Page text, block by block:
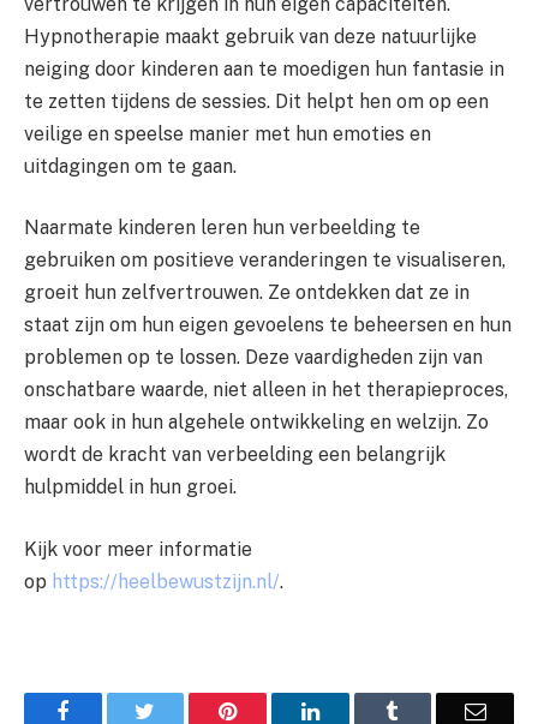
Hypnotherapie maakt gebruik van deze natuurlijke
neiging door kinderen aan te moedigen hun fantasie in
te zetten tijdens de sessies. Dit helpt hen om op een
veilige en speelse manier met hun emoties en
uitdagingen om te gaan.
Naarmate kinderen leren hun verbeelding te
gebruiken om positieve veranderingen te visualiseren,
groeit hun zelfvertrouwen. Ze ontdekken dat ze in
staat zijn om hun eigen gevoelens te beheersen en hun
problemen op te lossen. Deze vaardigheden zijn van
onschatbare waarde, niet alleen in het therapieproces,
maar ook in hun algehele ontwikkeling en welzijn. Zo
wordt de kracht van verbeelding een belangrijk
hulpmiddel in hun groei.
Kijk voor meer informatie
op https://heelbewustzijn.nl/.
Facebook Pinterest LinkedIn Email